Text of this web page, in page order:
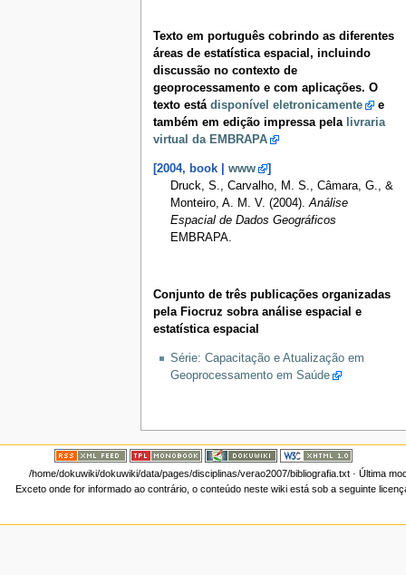
Texto em português cobrindo as diferentes
áreas de estatística espacial, incluindo
discussão no contexto de
geoprocessamento e com aplicações. O
texto está disponível eletronicamente
e
também em edição impressa pela livraria
virtual da EMBRAPA
[2004, book | www
]
Druck, S., Carvalho, M. S., Câmara, G., &
Monteiro, A. M. V. (2004). Análise
Espacial de Dados Geográficos
EMBRAPA.
Conjunto de três publicações organizadas
pela Fiocruz sobra análise espacial e
estatística espacial
Série: Capacitação e Atualização em
Geoprocessamento em Saúde
/home/dokuwiki/dokuwiki/data/pages/disciplinas/verao2007/bibliografia.txt· Última
Exceto onde for informado ao contrário, o conteúdo neste wiki está sob a seguinte